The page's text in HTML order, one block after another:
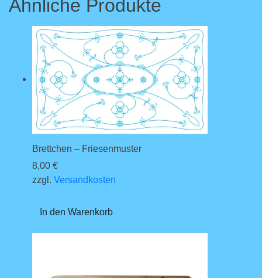
Ähnliche Produkte
Brettchen – Friesenmuster
8,00 €
zzgl. Versandkosten
In den Warenkorb